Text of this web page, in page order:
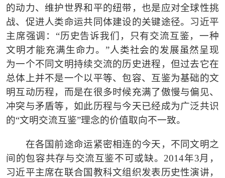
的动力、维护世界和平的纽带，也是应对全球性挑
战、促进人类命运共同体建设的关键途径。习近平
主席强调： “历史告诉我们，只有交流互鉴，一种
文明才能充满生命力。”人类社会的发展虽然呈现
为一个不同文明持续交流的历史进程，但过去它在
总体上并不是一个以平等、包容、互鉴为基础的文
明互动历程，而是在很多时候充满了傲慢与偏见、
冲突与矛盾等，如此历程与今天已经成为广泛共识
的“文明交流互鉴”理念的价值取向不一致。
在各国前途命运紧密相连的今天，不同文明之
间的包容共存与交流互鉴不可或缺。 2014年3月，
习近平主席在联合国教科文组织发表历史性演讲，